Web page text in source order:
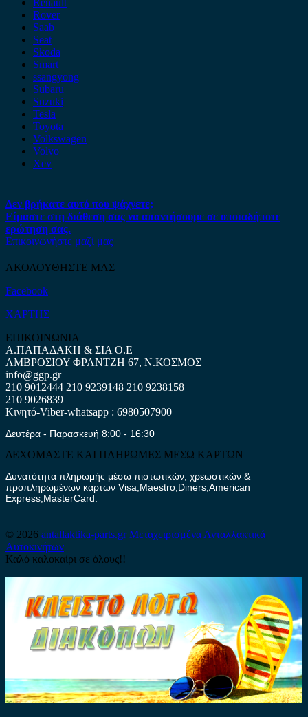
Rover
Saab
Seat
Skoda
Smart
ssangyong
Subaru
Suzuki
Tesla
Toyota
Volkswagen
Volvo
Xev
Δεν βρήκατε αυτό που ψάχνετε;
Είμαστε στη διάθεση σας να απαντήσουμε σε οποιαδήποτε
ερώτηση σας.
Επικοινωνήστε μαζί μας
ΑΚΟΛΟΥΘΗΣΤΕ ΜΑΣ
Facebook
ΧΑΡΤΗΣ
ΕΠΙΚΟΙΝΩΝΙΑ
Α.ΠΑΠΑΔΑΚΗ & ΣΙΑ Ο.Ε
ΑΜΒΡΟΣΙΟΥ ΦΡΑΝΤΖΗ 67, Ν.ΚΟΣΜΟΣ
info@ggp.gr
210 9012444 210 9239148 210 9238158
210 9026839
Κινητό-Viber-whatsapp : 6980507900
Δευτέρα - Παρασκευή 8:00 - 16:30
ΔΕΧΟΜΑΣΤΕ ΚΑΙ ΠΛΗΡΩΜΕΣ ΜΕΣΩ ΚΑΡΤΩΝ
Δυνατότητα πληρωμής μέσω πιστωτικών, χρεωστικών &
προπληρωμένων καρτών Visa,Maestro,Diners,American
Express,MasterCard.
© 2026 antallaktika-parts.grΜεταχειρισμένα Ανταλλακτικά
Αυτοκινήτων
Καλό καλοκαίρι σε όλους!!